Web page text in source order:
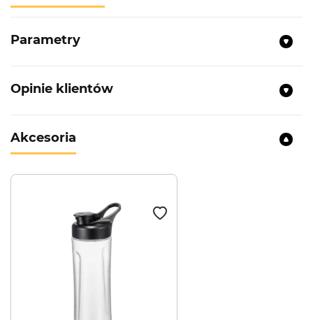
Parametry
Opinie klientów
Akcesoria